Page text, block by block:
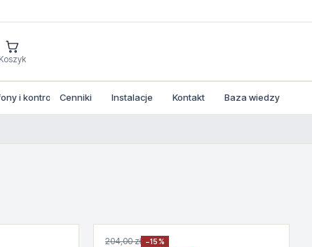
Koszyk
i kontrola dostepu
Cenniki Instalacje Kontakt Baza wiedzy
204,00 zł −15%